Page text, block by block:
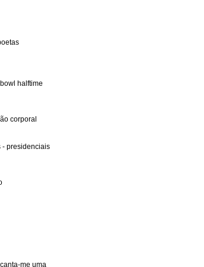
halftime
corporal
- presidenciais
me uma